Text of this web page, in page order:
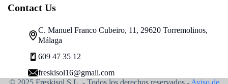
Contact Us
C. Manuel Franco Cubeiro, 11, 29620 Torremolinos,
Málaga
609 47 35 12
freskisol16@gmail.com
© 2025 Freskisol S.L. - Todos los derechos reservados.- Aviso de